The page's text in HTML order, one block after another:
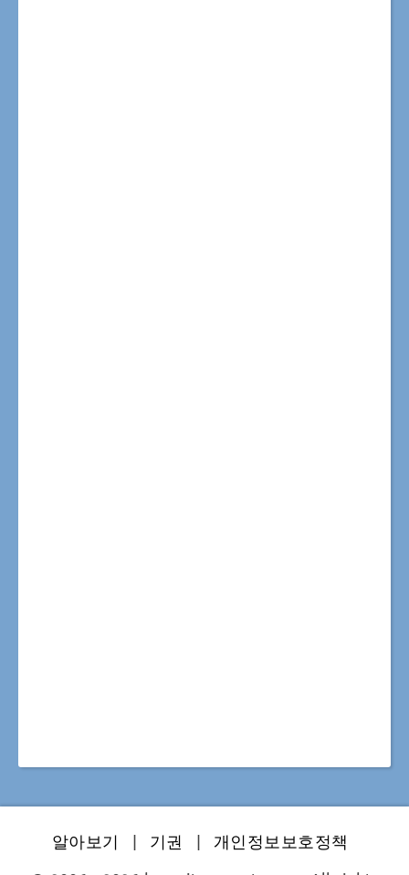
알아보기 | 기권 |
개인정보보호정책